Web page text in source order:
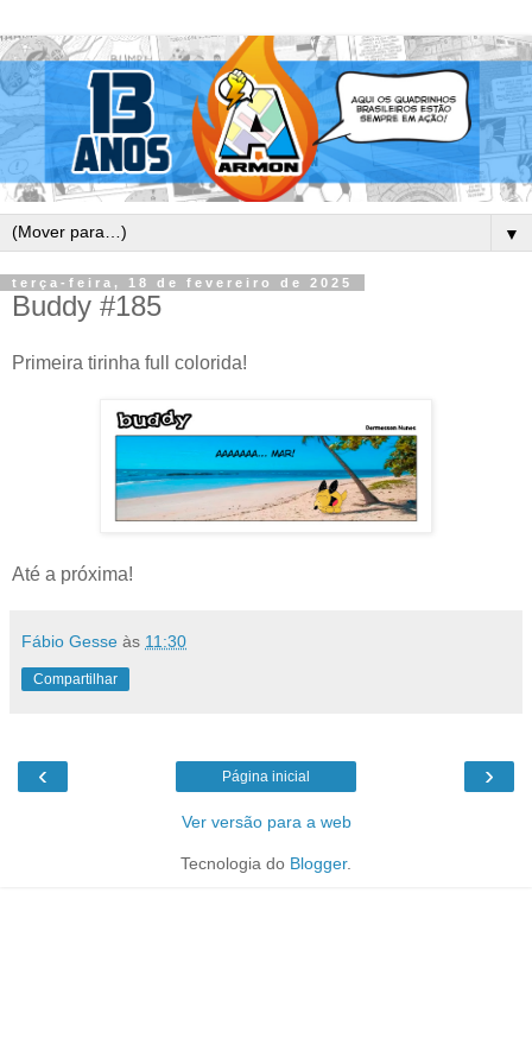
▼
terça-feira, 18 de fevereiro de 2025
Buddy #185
Primeira tirinha full colorida!
Até a próxima!
Fábio Gesse às 11:30
Compartilhar
‹ ›
Página inicial
Ver versão para a web
Tecnologia do Blogger.